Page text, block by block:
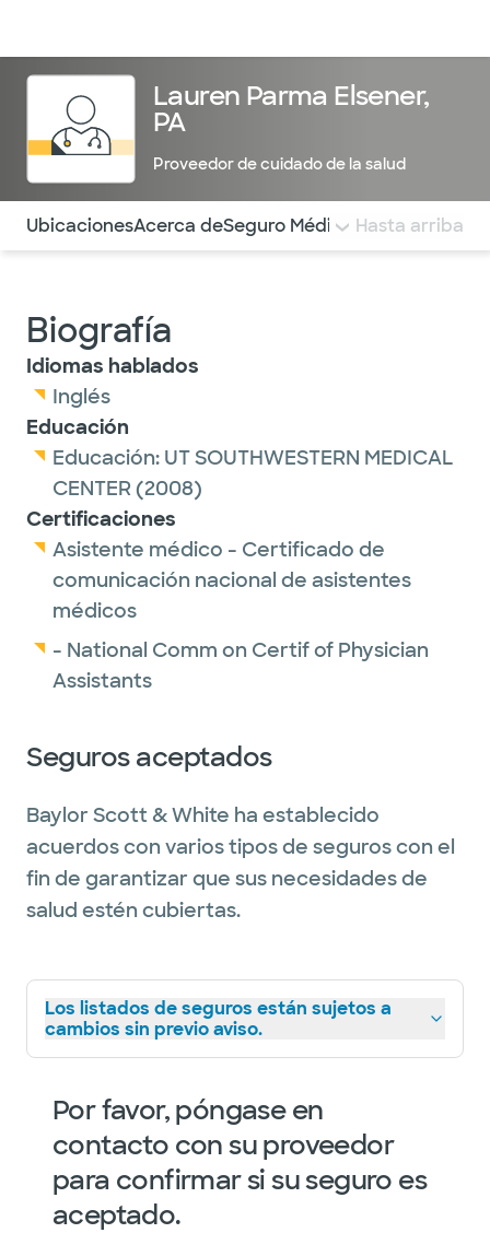
Lauren Parma Elsener,
PA
Proveedor de cuidado de la salud
Utilice esta navegación para saltar rápidamente a
UbicacionesAcerca deSeguro Médico COMENTARIOS
Hasta arriba
Biografía
Idiomas hablados
Inglés
Educación
Educación: UT SOUTHWESTERN MEDICAL
CENTER (2008)
Certificaciones
Asistente médico - Certificado de
comunicación nacional de asistentes
médicos
- National Comm on Certif of Physician
Assistants
Seguros aceptados
Baylor Scott & White ha establecido
acuerdos con varios tipos de seguros con el
fin de garantizar que sus necesidades de
salud estén cubiertas.
Los listados de seguros están sujetos a
cambios sin previo aviso.
Por favor, póngase en
contacto con su proveedor
para confirmar si su seguro es
aceptado.